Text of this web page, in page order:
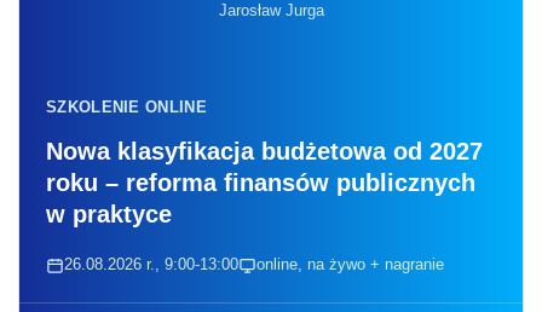
Jarosław Jurga
SZKOLENIE ONLINE
Nowa klasyfikacja budżetowa od 2027
roku – reforma finansów publicznych
w praktyce
26.08.2026 r., 9:00-13:00 online, na żywo + nagranie